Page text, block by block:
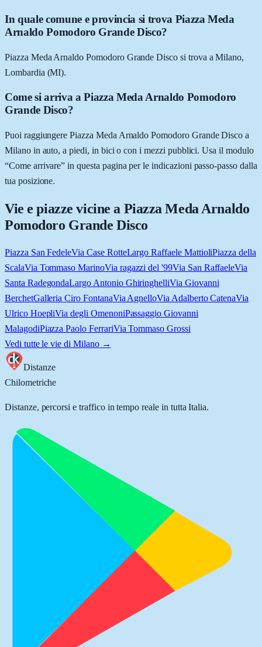
In quale comune e provincia si trova Piazza Meda
Arnaldo Pomodoro Grande Disco?
Piazza Meda Arnaldo Pomodoro Grande Disco si trova a Milano,
Lombardia (MI).
Come si arriva a Piazza Meda Arnaldo Pomodoro
Grande Disco?
Puoi raggiungere Piazza Meda Arnaldo Pomodoro Grande Disco a
Milano in auto, a piedi, in bici o con i mezzi pubblici. Usa il modulo
“Come arrivare” in questa pagina per le indicazioni passo-passo dalla
tua posizione.
Vie e piazze vicine a Piazza Meda Arnaldo
Pomodoro Grande Disco
Piazza San FedeleVia Case RotteLargo Raffaele MattioliPiazza della
ScalaVia Tommaso MarinoVia ragazzi del '99Via San RaffaeleVia
Santa RadegondaLargo Antonio GhiringhelliVia Giovanni
BerchetGalleria Ciro FontanaVia AgnelloVia Adalberto CatenaVia
Ulrico HoepliVia degli OmenoniPassaggio Giovanni
MalagodiPiazza Paolo FerrariVia Tommaso Grossi
Vedi tutte le vie di Milano→
Distanze
Chilometriche
Distanze, percorsi e traffico in tempo reale in tutta Italia.